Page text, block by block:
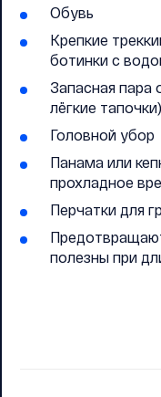
Обувь
Крепкие
ботинки с
Запасная пара
лёгкие
Головной убор
Панама или
прохладное
Перчатки для
полезны при